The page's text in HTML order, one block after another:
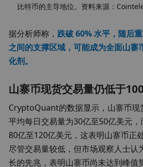
比特币的主导地位。资料来源：
据分析师称， 跌破 60% 水平，随后
之间的支撑区域，可能成为全面山寨
化剂。
山寨币现货交易量仍低于
CryptoQuant的数据显示，山寨币现
平均每日交易量为30亿至50亿美元
80亿至120亿美元，这表明山寨币正
尽管交易量较低，但市场观察人士认
长的先兆，表明山寨币尚未达到峰值